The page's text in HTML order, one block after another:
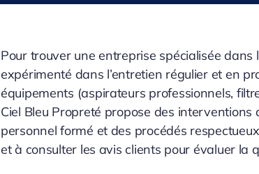
Pour trouver une entreprise spécialisée
expérimenté dans l’entretien régulier et en
équipements (aspirateurs professionnels,
Ciel Bleu Propreté propose des
personnel formé et des procédés
et à consulter les avis clients pour évaluer la